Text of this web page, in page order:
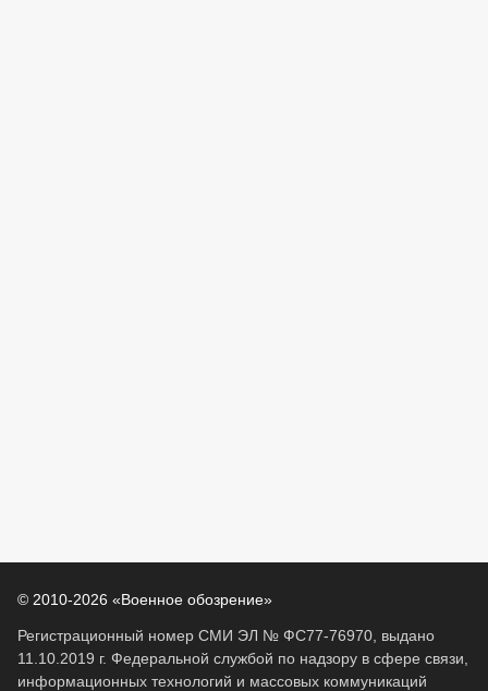
© 2010-2026 «Военное обозрение»
Регистрационный номер СМИ ЭЛ № ФС77-76970, выдано
11.10.2019 г. Федеральной службой по надзору в сфере связи,
информационных технологий и массовых коммуникаций